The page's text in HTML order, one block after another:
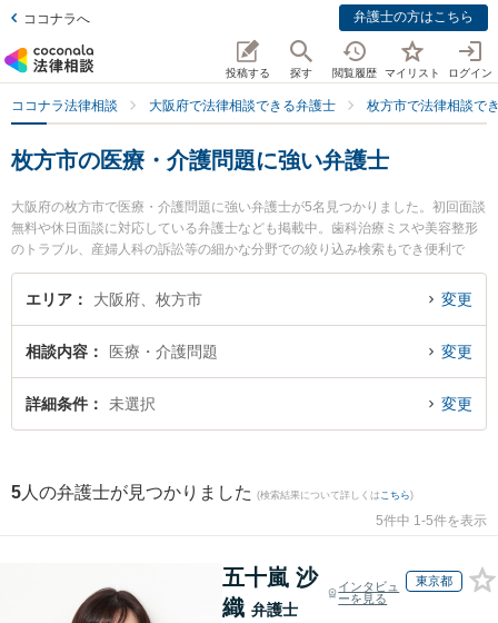
ココナラへ 弁護士の方はこちら
投稿する 探す 閲覧履歴 マイリスト ログイン
ココナラ法律相談 大阪府で法律相談できる弁護士 枚方市で法律相談で
枚方市の医療・介護問題に強い弁護士
大阪府の枚方市で医療・介護問題に強い弁護士が5名見つかりました。初回面談
無料や休日面談に対応している弁護士なども掲載中。歯科治療ミスや美容整形
のトラブル、産婦人科の訴訟等の細かな分野での絞り込み検索もでき便利で
す。特に弁護士法人ひこぼし法律事務所の村山 雅信弁護士や弁護士法人ひこぼ
し法律事務所の山本 大士弁護士、大昭法律事務所の重光 健太郎弁護士のプロフ
療・介護問題のトラブル解決の実績豊富な近くの弁護士を検索したい』『初回
相談無料で医療・介護問題を法律相談できる枚方市内の弁護士に相談予約した
い』などでお困りの相談者さんにおすすめです。
エリア 大阪府、枚方市 変更
相談内容 医療・介護問題 変更
詳細条件 未選択 変更
5 人の弁護士が見つかりました (検索結果について詳しくは こちら)
5件中 1-5件を表示
五十嵐 沙
織 弁護士
インタビュ
ーを見る
東京都